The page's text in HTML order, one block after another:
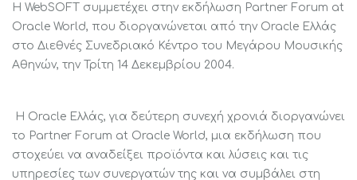
Η WebSOFT συμμετέχει στην εκδήλωση Partner Forum at
Oracle World, που διοργανώνεται από την Oracle Ελλάς
στο Διεθνές Συνεδριακό Κέντρο του Μεγάρου Μουσικής
Αθηνών, την Τρίτη 14 Δεκεμβρίου 2004.
Η Oracle Ελλάς, για δεύτερη συνεχή χρονιά διοργανώνει
το Partner Forum at Oracle World, μια εκδήλωση που
στοχεύει να αναδείξει προϊόντα και λύσεις και τις
υπηρεσίες των συνεργατών της και να συμβάλει στη